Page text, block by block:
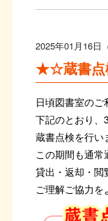
2025年01月16日
★☆蔵書点
日頃図書室のご
下記のとおり、
蔵書点検を行い
この期間も通常
貸出・返却・閲
ご理解ご協力を